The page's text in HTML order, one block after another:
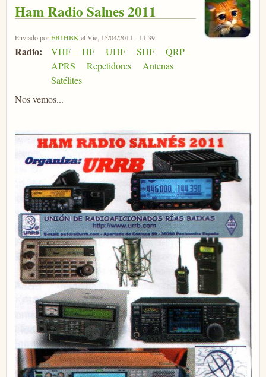
Ham Radio Salnes 2011
Enviado porEB1HBKel Vie, 15/04/2011 - 11:39
Radio: VHF HF UHF SHF
QRP
APRS
Repetidores
Antenas
Satélites
Nos vemos...